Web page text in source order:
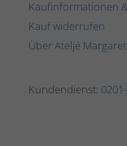
Kaufinformationen
Kauf widerrufen
Über Ateljé
Kundendienst: